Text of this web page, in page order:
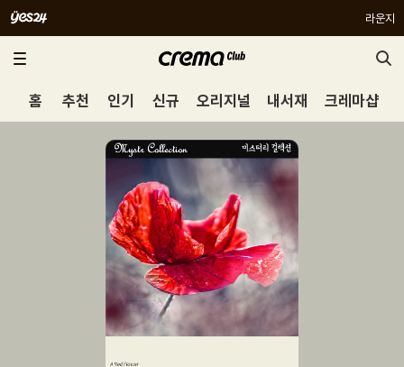
라운지
홈 추천 인기 신규 오리지널 내서재 크레마샵